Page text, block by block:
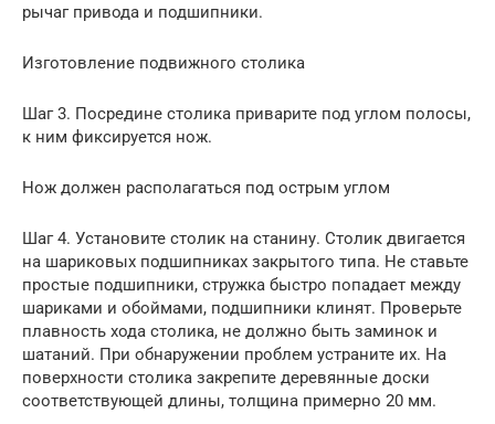
рычаг привода и подшипники.
Изготовление подвижного столика
Шаг 3. Посредине столика приварите под углом полосы,
к ним фиксируется нож.
Нож должен располагаться под острым углом
Шаг 4. Установите столик на станину. Столик двигается
на шариковых подшипниках закрытого типа. Не ставьте
простые подшипники, стружка быстро попадает между
шариками и обоймами, подшипники клинят. Проверьте
плавность хода столика, не должно быть заминок и
шатаний. При обнаружении проблем устраните их. На
поверхности столика закрепите деревянные доски
соответствующей длины, толщина примерно 20 мм.